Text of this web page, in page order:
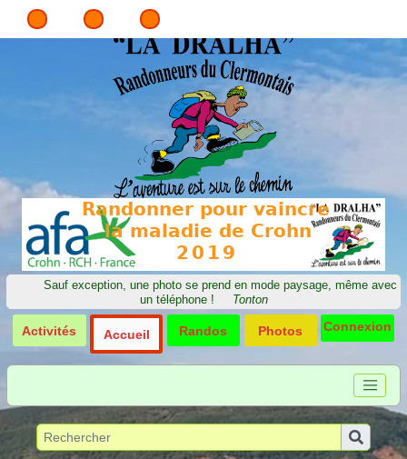
Sauf exception, une photo se prend en mode paysage, même avec
un téléphone !
Tonton
Activités Accueil Randos Photos Connexion